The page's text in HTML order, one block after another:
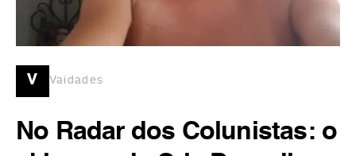
v Vaidades
No Radar dos Colunistas: o